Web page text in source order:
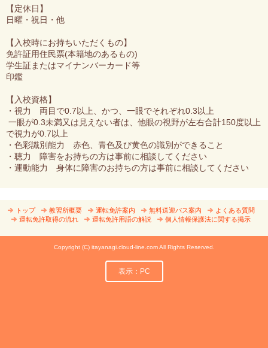
【定休日】
日曜・祝日・他
【入校時にお持ちいただくもの】
免許証用住民票(本籍地のあるもの)
学生証またはマイナンバーカード等
印鑑
【入校資格】
・視力 両目で0.7以上、かつ、一眼でそれぞれ0.3以上
一眼が0.3未満又は見えない者は、他眼の視野が左右合計150度以上
で視力が0.7以上
・色彩識別能力 赤色、青色及び黄色の識別ができること
・聴力 障害をお持ちの方は事前に相談してください
・運動能力 身体に障害のお持ちの方は事前に相談してください
トップ 教習所概要 運転免許案内 無料送迎バス案内
よくある質問
運転免許取得の流れ
運転免許用語の解説 個人情報保護法に関する掲示
Copyright (C) itayanagi.cloud-line.com All Rights Reserved.
表示：PC